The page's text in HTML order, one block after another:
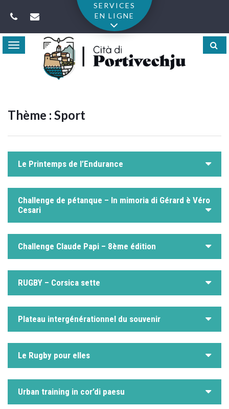
SERVICES
EN LIGNE
Toggle
navigation
Thème : Sport
Le Printemps de l’Endurance
Challenge de pétanque – In mimoria di Gérard è Véro
Cesari
Challenge Claude Papi – 8ème édition
RUGBY – Corsica sette
Plateau intergénérationnel du souvenir
Le Rugby pour elles
Urban training in cor’di paesu